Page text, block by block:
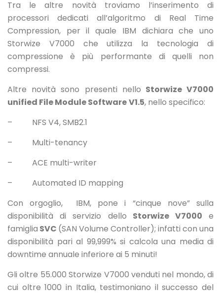
Tra le altre novità troviamo l’inserimento di
processori dedicati all’algoritmo di Real Time
Compression, per il quale IBM dichiara che uno
Storwize V7000 che utilizza la tecnologia di
compressione è più performante di quelli non
compressi.
Altre novità sono presenti nello Storwize V7000
unified File Module SoftwareV1.5, nello specifico:
– NFS V4, SMB2.1
– Multi-tenancy
– ACE multi-writer
– Automated ID mapping
Con orgoglio, IBM, pone i “cinque nove” sulla
disponibilità di servizio dello Storwize V7000 e
famiglia SVC (SAN Volume Controller); infatti con una
disponibilità pari al 99,999% si calcola una media di
downtime annuale inferiore ai 5 minuti!
Gli oltre 55.000 Storwize V7000 venduti nel mondo, di
cui oltre 1000 in Italia, testimoniano il successo del